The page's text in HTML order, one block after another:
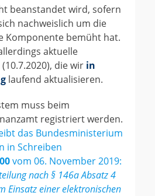
beanstandet wird, sofern
nachweislich um die
Komponente bemüht hat.
aktuelle
die wir in
laufend aktualisieren.
muss beim
registriert werden.
das Bundesministerium
in Schreiben
vom 06. November 2019:
nach § 146a Absatz 4
Einsatz einer elektronischen